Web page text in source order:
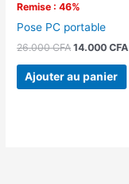
Remise : 46%
Pose PC portable
26.000CFA 14.000CFA
Ajouter au panier